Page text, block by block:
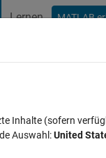
Lernen MATLAB
loops
Inhalte (sofern
Auswahl:United